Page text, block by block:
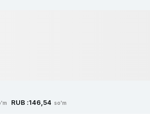
RUB :146,54 so'm